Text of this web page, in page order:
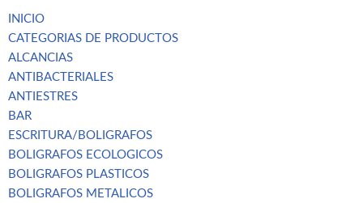
INICIO
CATEGORIAS DE PRODUCTOS
ALCANCIAS
ANTIBACTERIALES
ANTIESTRES
BAR
ESCRITURA/BOLIGRAFOS
BOLIGRAFOS ECOLOGICOS
BOLIGRAFOS PLASTICOS
BOLIGRAFOS METALICOS